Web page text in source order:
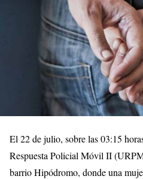
El 22 de julio, sobre las 03:15
Respuesta Policial Móvil II
barrio Hipódromo, donde una